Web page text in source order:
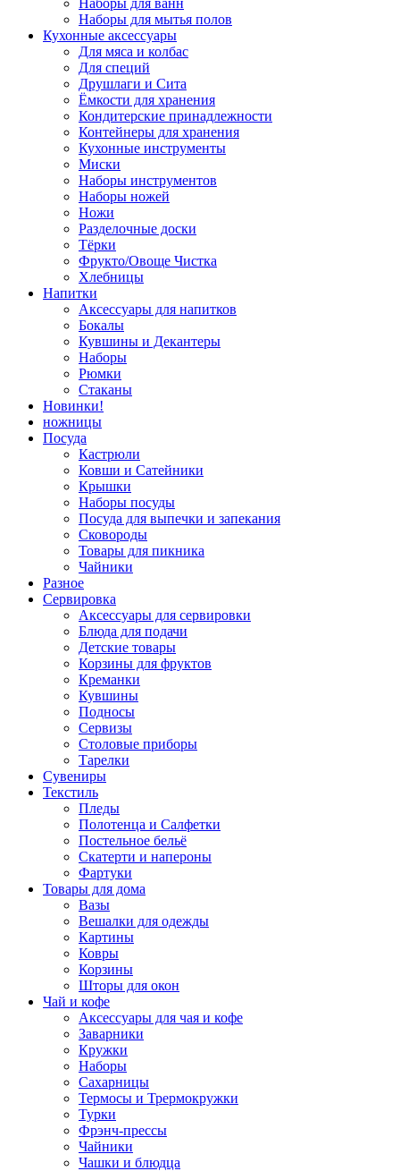
Наборы для ванн
Наборы для мытья полов
Кухонные аксессуары
Для мяса и колбас
Для специй
Друшлаги и Сита
Ёмкости для хранения
Кондитерские принадлежности
Контейнеры для хранения
Кухонные инструменты
Миски
Наборы инструментов
Наборы ножей
Ножи
Разделочные доски
Тёрки
Фрукто/Овоще Чистка
Хлебницы
Напитки
Аксессуары для напитков
Бокалы
Кувшины и Декантеры
Наборы
Рюмки
Стаканы
Новинки!
ножницы
Посуда
Кастрюли
Ковши и Сатейники
Крышки
Наборы посуды
Посуда для выпечки и запекания
Сковороды
Товары для пикника
Чайники
Разное
Сервировка
Аксессуары для сервировки
Блюда для подачи
Детские товары
Корзины для фруктов
Креманки
Кувшины
Подносы
Сервизы
Столовые приборы
Тарелки
Сувениры
Текстиль
Пледы
Полотенца и Салфетки
Постельное бельё
Скатерти и напероны
Фартуки
Товары для дома
Вазы
Вешалки для одежды
Картины
Ковры
Корзины
Шторы для окон
Чай и кофе
Аксессуары для чая и кофе
Заварники
Кружки
Наборы
Сахарницы
Термосы и Трермокружки
Турки
Фрэнч-прессы
Чайники
Чашки и блюдца